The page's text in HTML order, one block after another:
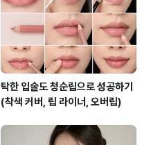
탁한 입술도 청순립으로 성공하기
(착색 커버, 립 라이너, 오버립)